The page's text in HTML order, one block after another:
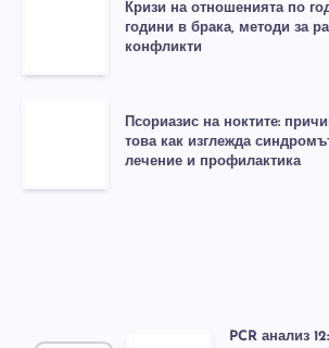
Кризи на отношенията по
години в брака, методи за
конфликти
Псориазис на ноктите:
това как изглежда
лечение и профилактика
PCR анализ